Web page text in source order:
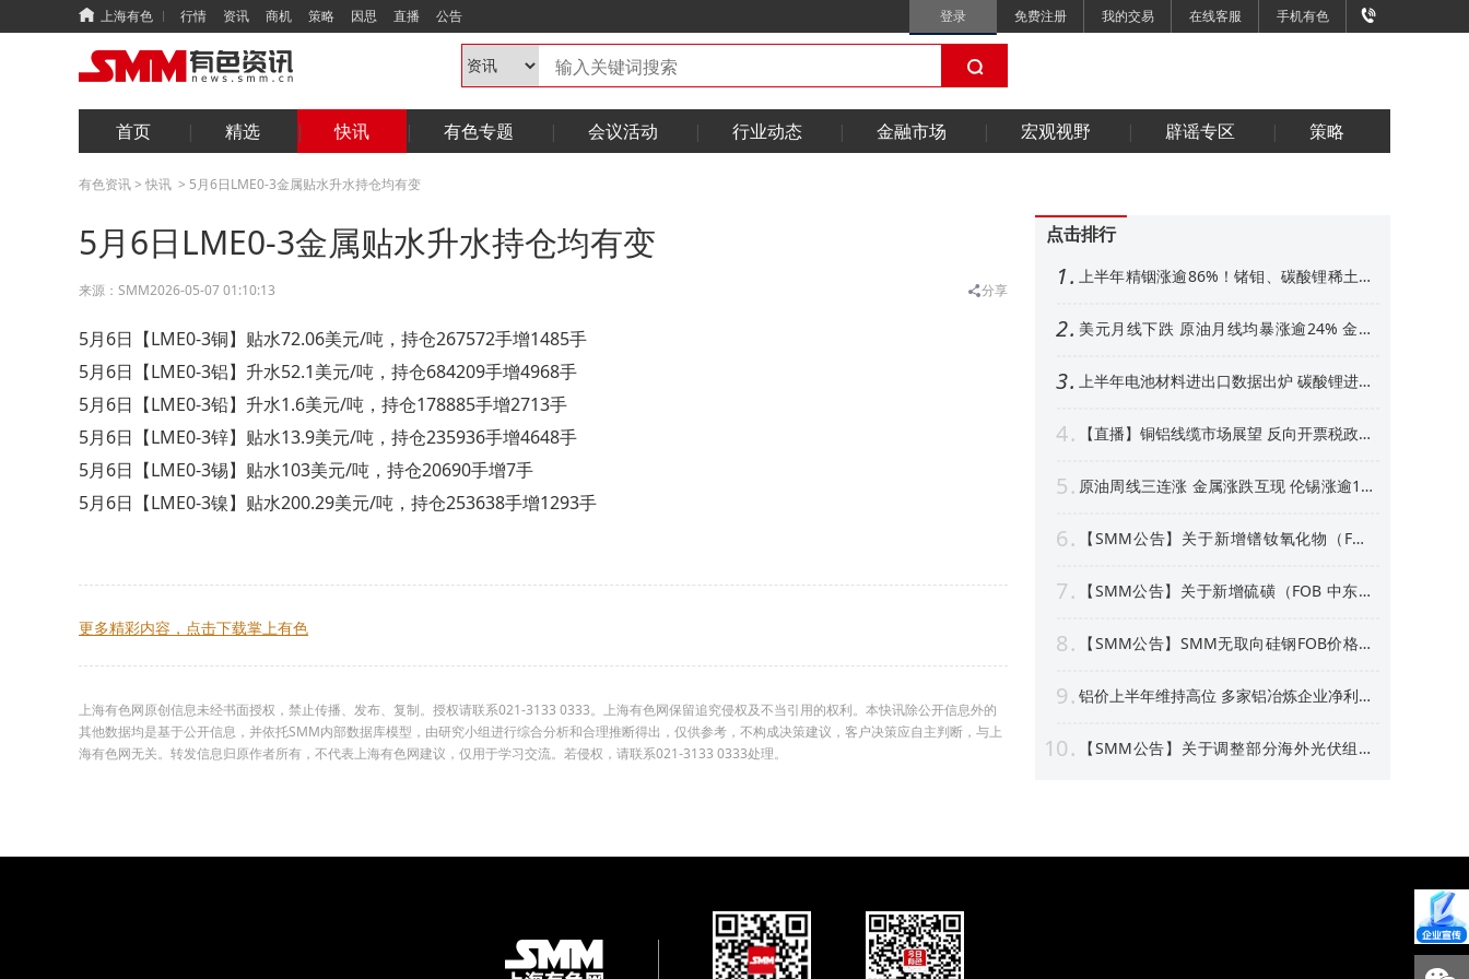
上海有色 行情 资讯 商机 策略 因思 直播 公告 登录 免费注册 我的交易 在线客服 手机有色
首页 精选 快讯 有色专题 会议活动 行业动态 金融市场 宏观视野 辟谣专区 策略
有色资讯> 快讯 > 5月6日LME0-3金属贴水升水持仓均有变
5月6日LME0-3金属贴水升水持仓均有变
来源： SMM2026-05-07 01:10:13 分享
5月6日【LME0-3铜】贴水72.06美元/吨，持仓267572手增1485手
5月6日【LME0-3铝】升水52.1美元/吨，持仓684209手增4968手
5月6日【LME0-3铅】升水1.6美元/吨，持仓178885手增2713手
5月6日【LME0-3锌】贴水13.9美元/吨，持仓235936手增4648手
5月6日【LME0-3锡】贴水103美元/吨，持仓20690手增7手
5月6日【LME0-3镍】贴水200.29美元/吨，持仓253638手增1293手
更多精彩内容，点击下载掌上有色
上海有色网原创信息未经书面授权，禁止传播、发布、复制。授权请联系021-3133 0333。上海有色网保留追究侵权及不当引用的权利。本快讯除公开信息外的
其他数据均是基于公开信息，并依托SMM内部数据库模型，由研究小组进行综合分析和合理推断得出，仅供参考，不构成决策建议，客户决策应自主判断，与上
海有色网无关。转发信息归原作者所有，不代表上海有色网建议，仅用于学习交流。若侵权，请联系021-3133 0333处理。
点击排行
1
上半年精铟涨逾86%！锗钼、碳酸锂稀土紧
2 美元月线下跌 原油月线均暴涨逾24% 金属
3 上半年电池材料进出口数据出炉 碳酸锂进口
4
【直播】铜铝线缆市场展望 反向开票税政形
5
原油周线三连涨 金属涨跌互现 伦锡涨逾1%
6
【SMM公告】关于新增镨钕氧化物（FOB
7
【SMM公告】关于新增硫磺（FOB 中东）
8
【SMM公告】SMM无取向硅钢FOB价格点
9 铝价上半年维持高位 多家铝冶炼企业净利预
10
【SMM公告】关于调整部分海外光伏组件